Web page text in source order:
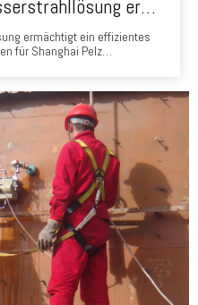
Kopfroboterarm + Wasserstrahllösung ermöglicht das effiziente Kaltschnitt von abgewinkelten Düsen für Shanghai Pelz -Druckgefäße
ermächtigt ein effizientes
für Shanghai Pelz